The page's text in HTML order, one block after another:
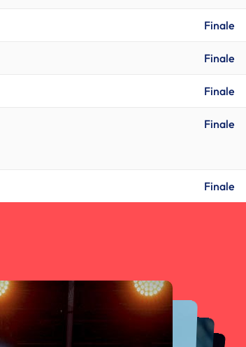
Finale
Finale
Finale
Finale
Finale